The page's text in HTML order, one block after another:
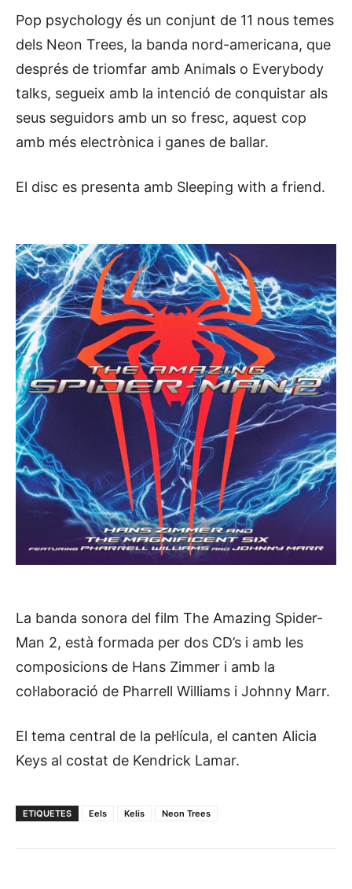
Pop psychology és un conjunt de 11 nous temes
dels Neon Trees, la banda nord-americana, que
després de triomfar amb Animals o Everybody
talks, segueix amb la intenció de conquistar als
seus seguidors amb un so fresc, aquest cop
amb més electrònica i ganes de ballar.
El disc es presenta amb Sleeping with a friend.
La banda sonora del film The Amazing Spider-
Man 2, està formada per dos CD’s i amb les
composicions de Hans Zimmer i amb la
col·laboració de Pharrell Williams i Johnny Marr.
El tema central de la pel·lícula, el canten Alicia
Keys al costat de Kendrick Lamar.
ETIQUETES Eels Kelis Neon Trees